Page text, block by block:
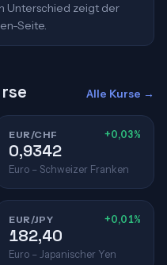
Unterschied zeigt der
Seite.
Alle Kurse →
EUR/CHF +0,03%
0,9342
Euro – Schweizer Franken
EUR/JPY +0,01%
182,40
Euro – Japanischer Yen